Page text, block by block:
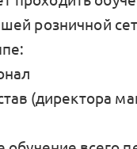
розничной
(директора